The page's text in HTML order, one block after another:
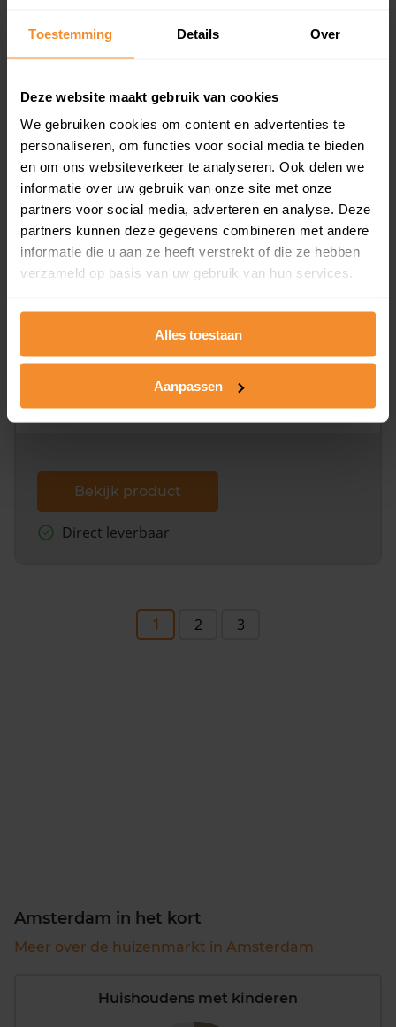
Toestemming Details Over
Deze website maakt gebruik van cookies
We gebruiken cookies om content en advertenties te
personaliseren, om functies voor social media te bieden
en om ons websiteverkeer te analyseren. Ook delen we
informatie over uw gebruik van onze site met onze
partners voor social media, adverteren en analyse. Deze
partners kunnen deze gegevens combineren met andere
informatie die u aan ze heeft verstrekt of die ze hebben
verzameld op basis van uw gebruik van hun services.
Alles toestaan
Aanpassen
en koopdatum) binnen een postcodegebied. Dit
koopsommen.
Bekijk product
Direct leverbaar
Kadastrale kaart pakket
Alleen globale ligging perceel
omliggende percelen met de kadastrale erfgrenzen,
Bekijk product
Direct leverbaar
1 2 3
Amsterdam in het kort
Meer over de huizenmarkt in Amsterdam
Huishoudens met kinderen